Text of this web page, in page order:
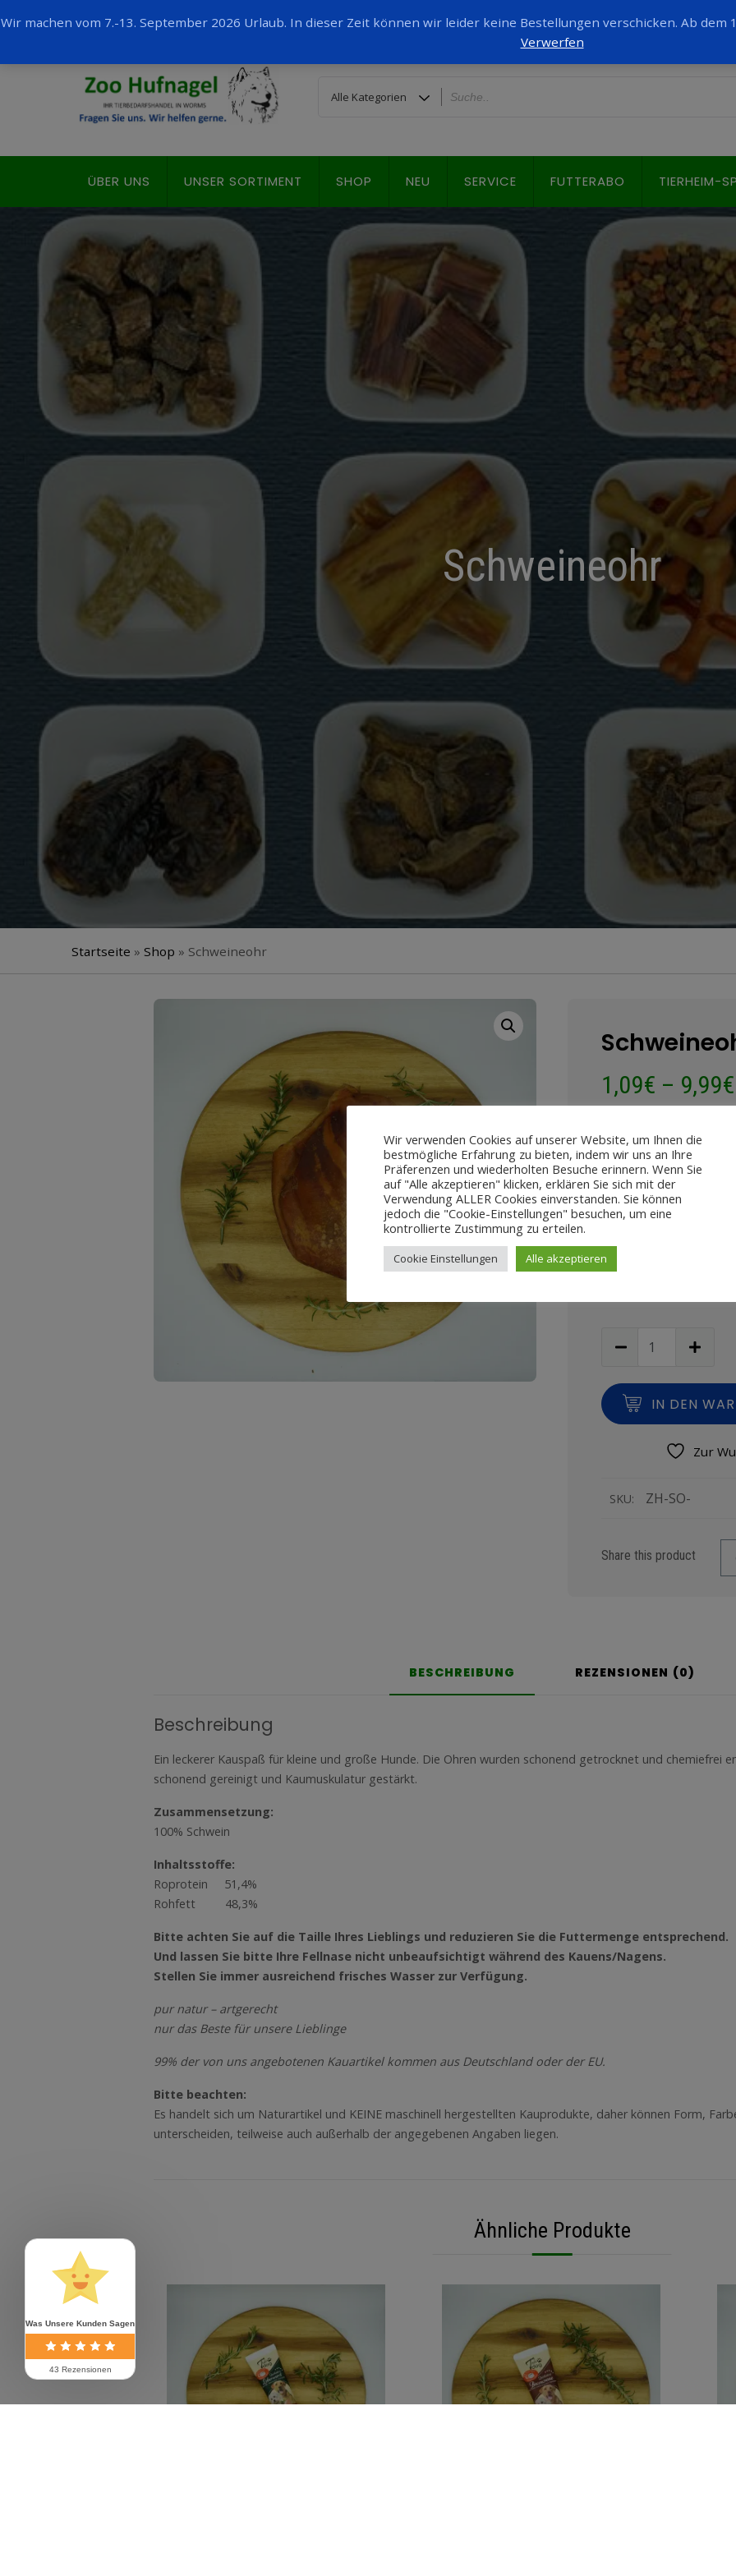
ÜBER UNS UNSER SORTIMENT SHOP NEU SERVICE FUTTERABO TIERHEIM-
Schweineohr
Startseite » Shop » Schweineohr
1,09€ – 9,99€
zzgl.Versand
Lieferzeit: ca. 2-4 Werktage
1,09€-9,99
Anzahl
IN DEN
Zur
SKU: ZH-SO-
Share this product
BESCHREIBUNG REZENSIONEN (0)
Beschreibung
Ein leckerer Kauspaß für kleine und große Hunde. Die Ohren wurden schonend getrocknet und chemiefrei
schonend gereinigt und Kaumuskulatur gestärkt.
Zusammensetzung:
100% Schwein
Inhaltsstoffe:
Roprotein 51,4%
Rohfett 48,3%
Bitte achten Sie auf die Taille Ihres Lieblings und reduzieren Sie die Futtermenge entsprechend.
Und lassen Sie bitte Ihre Fellnase nicht unbeaufsichtigt während des Kauens/Nagens.
Stellen Sie immer ausreichend frisches Wasser zur Verfügung.
pur natur – artgerecht
nur das Beste für unsere Lieblinge
99% der von uns angebotenen Kauartikel kommen aus Deutschland oder der EU.
Bitte beachten:
Es handelt sich um Naturartikel und KEINE maschinell hergestellten Kauprodukte, daher können Form,
unterscheiden, teilweise auch außerhalb der angegebenen Angaben liegen.
Ähnliche Produkte
Wir verwenden Cookies auf unserer Website, um Ihnen die
bestmögliche Erfahrung zu bieten, indem wir uns an Ihre
Präferenzen und wiederholten Besuche erinnern. Wenn Sie
auf "Alle akzeptieren" klicken, erklären Sie sich mit der
Verwendung ALLER Cookies einverstanden. Sie können
jedoch die "Cookie-Einstellungen" besuchen, um eine
kontrollierte Zustimmung zu erteilen.
Cookie Einstellungen Alle akzeptieren
Wir machen vom 7.-13. September 2026 Urlaub. In dieser Zeit können wir leider keine Bestellungen verschicken. Ab
Verwerfen
Was Unsere Kunden Sagen
43 Rezensionen